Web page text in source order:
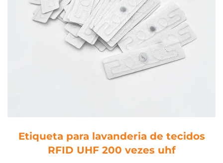
Etiqueta para lavanderia de tecidos
RFID UHF 200 vezes uhf